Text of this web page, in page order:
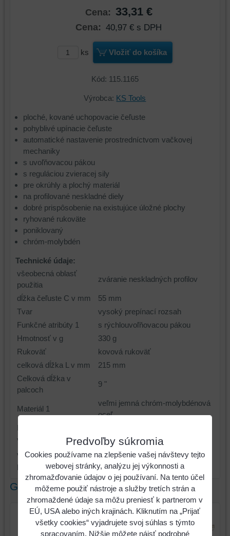
Cena: 33,31 €
Cena: 40,97 € s DPH
ks Vložiť do košíka
Kód: 115.1165
Výrobca: KS Tools
ploché, kované uchopovacie čeľuste
pohyblivé upínacie čeľuste
automatické nastavenie prostredníctvom vačkovej
mechaniky
s uvoľňovacou pákou
s reguláciou zvieracej sily
pre okrúhly a plochý materiál
na profilované neskladné diely
dobré prispôsobenie na existujúce úložné plochy
ryhované rukoväte
poniklovaný
chróm-molybdén
Technické údaje:
všeobecná oblasť
použitia
zváranie neskladných profilov
dĺžka čeľuste C v mm
55 mm
Tvar
vysoký prepínací rozsah
Funkčné atribúty 1
s rýchlouvoľňovacou pákou
Hmotnosť v g
330 g
Rukoväť
kovová rukoväť
celková dĺžka L v mm
215 mm
Celková dĺžka v
palcoch
9 "
Materiál 1
veľmi jemná chróm-molybdénová
oceľ
Materiál 2
Veľkosť otvoru A v mm 0-68 mm
veľkosť otvoru A v
palcoch
0-2.7/10 "
Galéria
Predvoľby súkromia
Cookies používame na zlepšenie vašej návštevy tejto
webovej stránky, analýzu jej výkonnosti a
zhromažďovanie údajov o jej používaní. Na tento účel
môžeme použiť nástroje a služby tretích strán a
zhromaždené údaje sa môžu preniesť k partnerom v
EÚ, USA alebo iných krajinách. Kliknutím na „Prijať
všetky cookies“ vyjadrujete svoj súhlas s týmto
spracovaním. Nižšie môžete nájsť podrobné